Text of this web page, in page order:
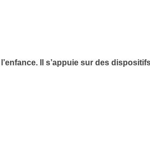
Il s’appuie sur des